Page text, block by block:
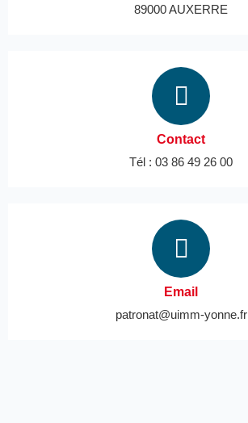
89000 AUXERRE
Contact
Tél : 03 86 49 26 00
Email
patronat@uimm-yonne.fr